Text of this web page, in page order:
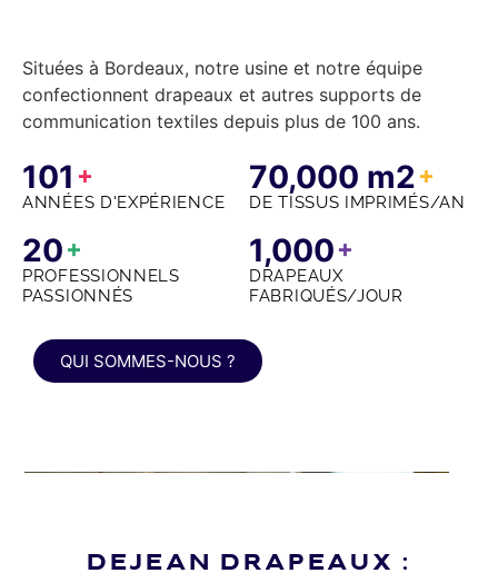
Situées à Bordeaux, notre usine et notre équipe
confectionnent drapeaux et autres supports de
communication textiles depuis plus de 100 ans.
101 +
ANNÉES D'EXPÉRIENCE
70,000 m2+
DE TISSUS IMPRIMÉS/AN
20+
PROFESSIONNELS
PASSIONNÉS
1,000+
DRAPEAUX
FABRIQUÉS/JOUR
QUI SOMMES-NOUS ?
DEJEAN DRAPEAUX :